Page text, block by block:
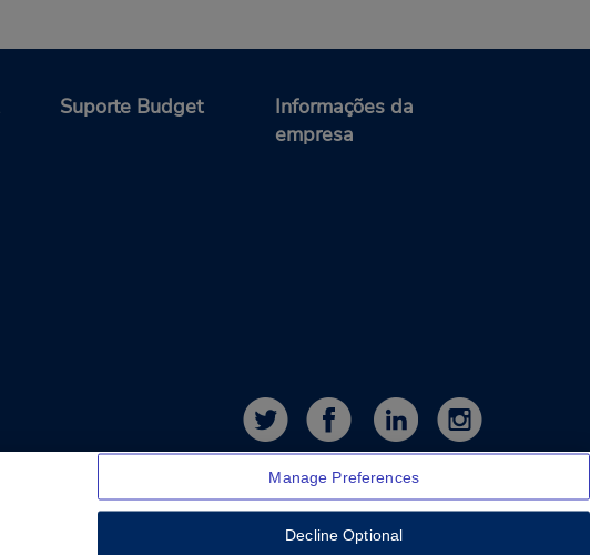
Suporte Budget
Informações da
empresa
Manage Preferences
Decline Optional